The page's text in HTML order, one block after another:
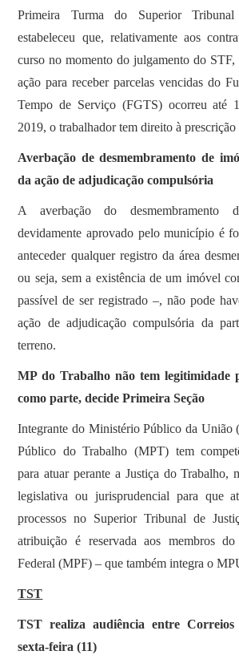
Primeira Turma do Superior
estabeleceu que, relativamente aos
curso no momento do julgamento do STF,
ação para receber parcelas vencidas do
Tempo de Serviço (FGTS) ocorreu até
2019, o trabalhador tem direito à prescrição
Averbação de desmembramento de
da ação de adjudicação compulsória
​A averbação do desmembramento
devidamente aprovado pelo município é
anteceder qualquer registro da área
ou seja, sem a existência de um imóvel
passível de ser registrado –, não pode
ação de adjudicação compulsória da
terreno.
MP do Trabalho não tem legitimidade
como parte, decide Primeira Seção
​Integrante do Ministério Público da
Público do Trabalho (MPT) tem
para atuar perante a Justiça do Trabalho,
legislativa ou jurisprudencial para que
processos no Superior Tribunal de
atribuição é reservada aos membros
Federal (MPF) – que também integra o
TST
TST realiza audiência entre Correios
sexta-feira (11)